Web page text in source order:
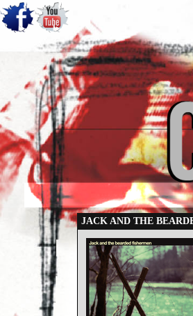
JACK AND THE